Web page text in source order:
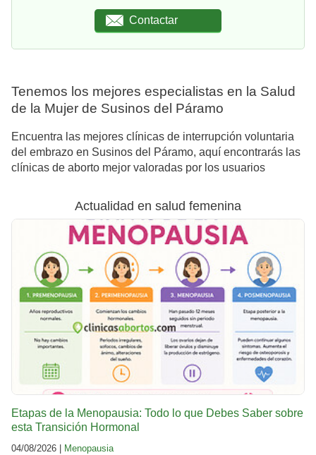
Contactar
Tenemos los mejores especialistas en la Salud
de la Mujer de Susinos del Páramo
Encuentra las mejores clínicas de interrupción voluntaria
del embrazo en Susinos del Páramo, aquí encontrarás las
clínicas de aborto mejor valoradas por los usuarios
Actualidad en salud femenina
Etapas de la Menopausia: Todo lo que Debes Saber sobre
esta Transición Hormonal
04/08/2026 | Menopausia